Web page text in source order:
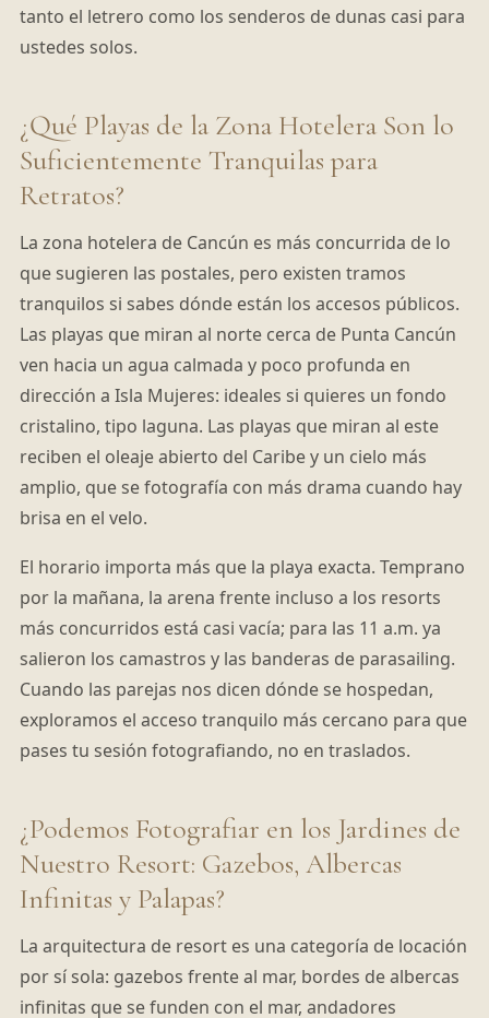
tanto el letrero como los senderos de dunas casi para
ustedes solos.
¿Qué Playas de la Zona Hotelera Son lo
Suficientemente Tranquilas para
Retratos?
La zona hotelera de Cancún es más concurrida de lo
que sugieren las postales, pero existen tramos
tranquilos si sabes dónde están los accesos públicos.
Las playas que miran al norte cerca de Punta Cancún
ven hacia un agua calmada y poco profunda en
dirección a Isla Mujeres: ideales si quieres un fondo
cristalino, tipo laguna. Las playas que miran al este
reciben el oleaje abierto del Caribe y un cielo más
amplio, que se fotografía con más drama cuando hay
brisa en el velo.
El horario importa más que la playa exacta. Temprano
por la mañana, la arena frente incluso a los resorts
más concurridos está casi vacía; para las 11 a.m. ya
salieron los camastros y las banderas de parasailing.
Cuando las parejas nos dicen dónde se hospedan,
exploramos el acceso tranquilo más cercano para que
pases tu sesión fotografiando, no en traslados.
¿Podemos Fotografiar en los Jardines de
Nuestro Resort: Gazebos, Albercas
Infinitas y Palapas?
La arquitectura de resort es una categoría de locación
por sí sola: gazebos frente al mar, bordes de albercas
infinitas que se funden con el mar, andadores